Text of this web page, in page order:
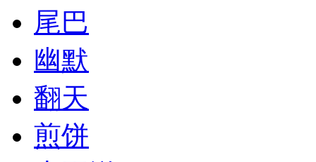
尾巴
幽默
翻天
煎饼